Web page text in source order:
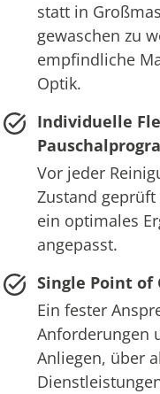
statt in
gewaschen zu
empfindliche
Optik.
Individuelle
Vor jeder
Zustand
ein optimales
angepasst.
Single Point
Ein fester
Anforderungen
Anliegen, über